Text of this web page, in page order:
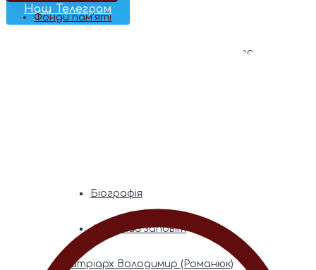
Наш Телеграм
Фонди пам’яті
Митрополита Володимира (Сабодана)
Біографія
Духовний заповіт
Патріарх Володимир (Романюк)